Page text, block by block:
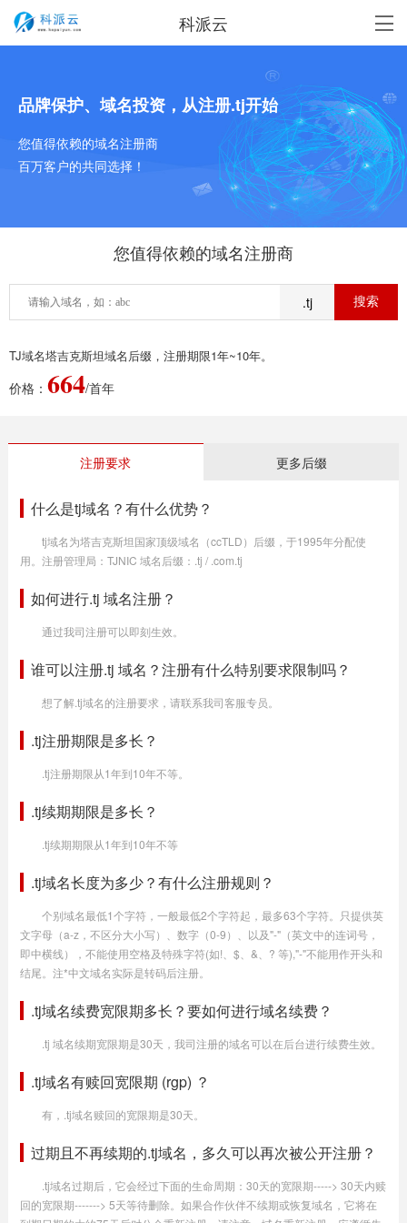
科派云
品牌保护、域名投资，从注册.tj开始
您值得依赖的域名注册商
百万客户的共同选择！
您值得依赖的域名注册商
.tj
TJ域名塔吉克斯坦域名后缀，注册期限1年~10年。
价格： 664/首年
注册要求 更多后缀
什么是tj域名？有什么优势？
tj域名为塔吉克斯坦国家顶级域名（ccTLD）后缀，于1995年分配使
用。注册管理局：TJNIC 域名后缀：.tj / .com.tj
如何进行.tj 域名注册？
通过我司注册可以即刻生效。
谁可以注册.tj 域名？注册有什么特别要求限制吗？
想了解.tj域名的注册要求，请联系我司客服专员。
.tj注册期限是多长？
.tj注册期限从1年到10年不等。
.tj续期期限是多长？
.tj续期期限从1年到10年不等
.tj域名长度为多少？有什么注册规则？
个别域名最低1个字符，一般最低2个字符起，最多63个字符。只提供英
文字母（a-z，不区分大小写）、数字（0-9）、以及"-"（英文中的连词号，
即中横线），不能使用空格及特殊字符(如!、$、&、? 等),"-"不能用作开头和
结尾。注*中文域名实际是转码后注册。
.tj域名续费宽限期多长？要如何进行域名续费？
.tj 域名续期宽限期是30天，我司注册的域名可以在后台进行续费生效。
.tj域名有赎回宽限期 (rgp) ？
有，.tj域名赎回的宽限期是30天。
过期且不再续期的.tj域名，多久可以再次被公开注册？
.tj域名过期后，它会经过下面的生命周期：30天的宽限期-----> 30天内赎
回的宽限期-------> 5天等待删除。如果合作伙伴不续期或恢复域名，它将在